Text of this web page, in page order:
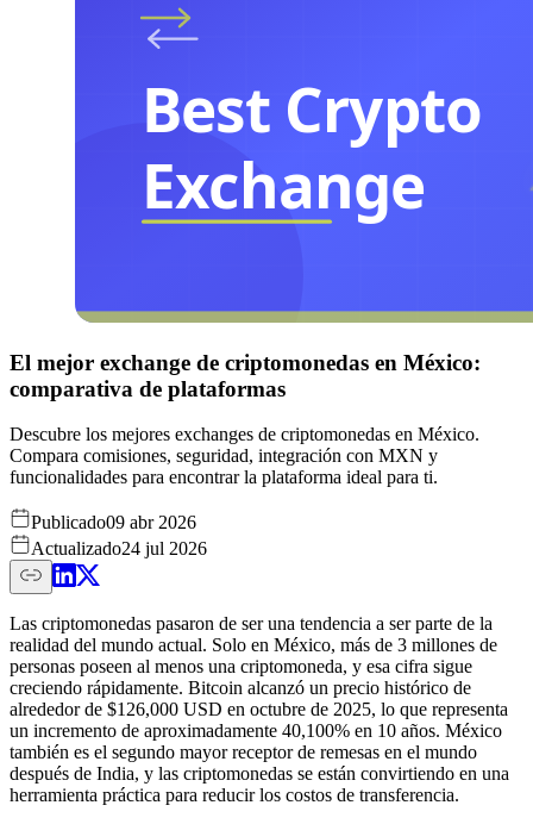
El mejor exchange de criptomonedas en México:
comparativa de plataformas
Descubre los mejores exchanges de criptomonedas en México.
Compara comisiones, seguridad, integración con MXN y
funcionalidades para encontrar la plataforma ideal para ti.
Publicado09 abr 2026
Actualizado24 jul 2026
Las criptomonedas pasaron de ser una tendencia a ser parte de la
realidad del mundo actual. Solo en México, más de 3 millones de
personas poseen al menos una criptomoneda, y esa cifra sigue
creciendo rápidamente. Bitcoin alcanzó un precio histórico de
alrededor de $126,000 USD en octubre de 2025, lo que representa
un incremento de aproximadamente 40,100% en 10 años. México
también es el segundo mayor receptor de remesas en el mundo
después de India, y las criptomonedas se están convirtiendo en una
herramienta práctica para reducir los costos de transferencia.